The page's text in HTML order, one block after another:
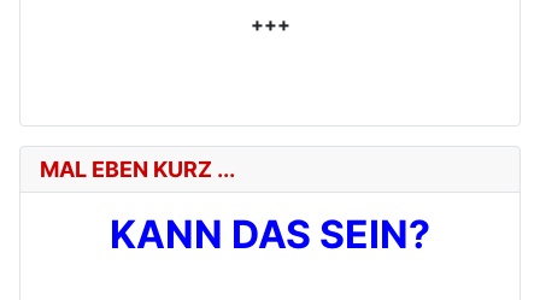
+++
MAL EBEN KURZ ...
KANN DAS SEIN?